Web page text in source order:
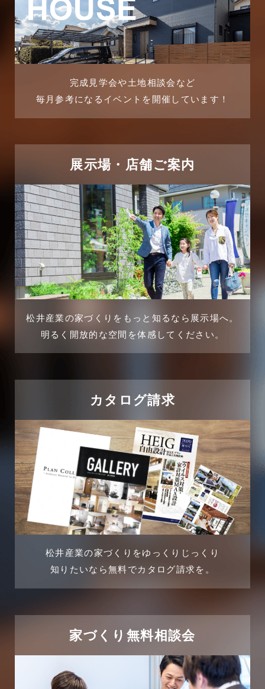
マンション経営活用事例
よくある質問
リフォーム-ブログ
三郷中央駅店-ブログ
三郷市
三郷駅前店-ブログ
不動産の基礎知識に関するよくある質問
介護施設経営活用事例
企業誘致事例
住宅に関するよくある質問
商品情報
土地に関するよくある質問
土地活用事例
土地活用提案
売買物件
太陽光発電活用事例
2025年9月
2025年8月
2025年6月
2025年3月
2025年2月
2025年1月
2024年12月
2024年11月
2024年9月
2024年7月
2024年6月
2024年5月
2024年4月
2024年2月
2023年12月
2023年11月
完成見学会や土地相談会など
毎月参考になるイベントを開催しています！
展示場・店舗ご案内
松井産業の家づくりをもっと知るなら展示場へ。
明るく開放的な空間を体感してください。
カタログ請求
松井産業の家づくりをゆっくりじっくり
知りたいなら無料でカタログ請求を。
家づくり無料相談会